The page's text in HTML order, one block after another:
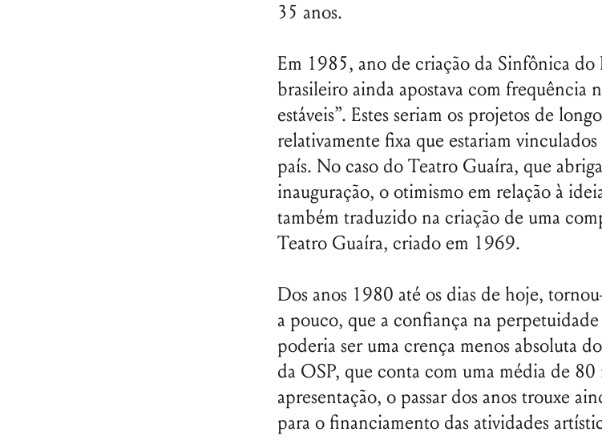
35 anos.
Em 1985, ano de criação da Sinfônica do
brasileiro ainda apostava com frequência
estáveis”. Estes seriam os projetos de
relativamente fixa que estariam
país. No caso do Teatro Guaíra, que
inauguração, o otimismo em relação à
também traduzido na criação de uma
Teatro Guaíra, criado em 1969.
Dos anos 1980 até os dias de hoje,
a pouco, que a confiança na perpetuidade
poderia ser uma crença menos absoluta
da OSP, que conta com uma média de
apresentação, o passar dos anos trouxe
para o financiamento das atividades